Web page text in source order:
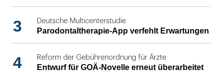
3 Deutsche Multicenterstudie
Parodontaltherapie-App verfehlt Erwartungen
4 Reform der Gebührenordnung für Ärzte
Entwurf für GOÄ-Novelle erneut überarbeitet